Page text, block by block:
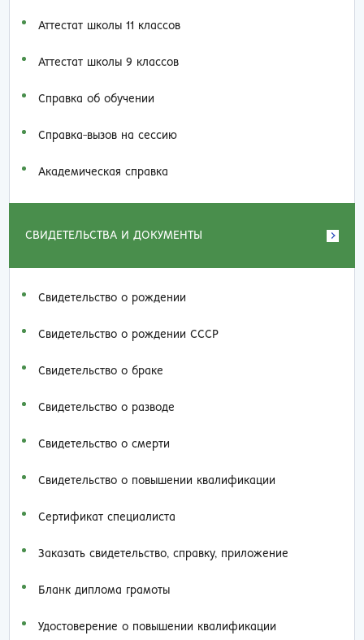
Аттестат школы 11 классов
Аттестат школы 9 классов
Справка об обучении
Справка-вызов на сессию
Академическая справка
СВИДЕТЕЛЬСТВА И ДОКУМЕНТЫ
Свидетельство о рождении
Свидетельство о рождении СССР
Свидетельство о браке
Свидетельство о разводе
Свидетельство о смерти
Свидетельство о повышении квалификации
Сертификат специалиста
Заказать cвидетельство, справку, приложение
Бланк диплома грамоты
Удостоверение о повышении квалификации